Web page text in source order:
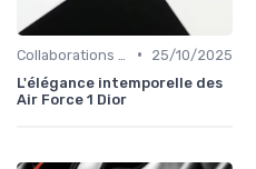
•
25/10/2025
L'élégance intemporelle des
Air Force 1 Dior